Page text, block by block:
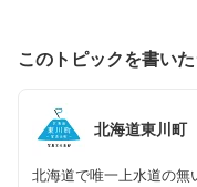
このトピックを書い
北海道東川町
北海道で唯一上水道の無